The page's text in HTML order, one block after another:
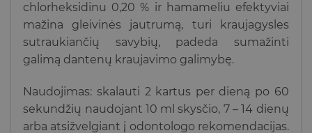
chlorheksidinu 0,20 % ir hamameliu efektyviai
mažina gleivinės jautrumą, turi kraujagysles
sutraukiančių savybių, padeda sumažinti
galimą dantenų kraujavimo galimybę.
Naudojimas: skalauti 2 kartus per dieną po 60
sekundžių naudojant 10 ml skysčio, 7 – 14 dienų
arba atsižvelgiant į odontologo rekomendacijas.